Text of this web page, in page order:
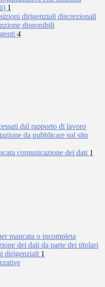
1
dirigenziali discrezionali
disponibili
4
dal rapporto di lavoro
da pubblicare sul sito
comunicazione dei dati 1
mancata o incompleta
dei dati da parte dei titolari
dirigenziali 1